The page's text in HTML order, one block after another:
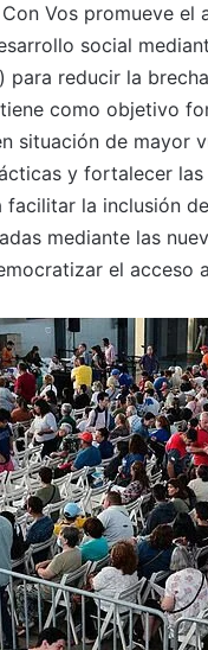
Vos promueve
social
para reducir la
como objetivo
situación de mayor
y fortalecer
facilitar la inclusión
mediante las
el acceso